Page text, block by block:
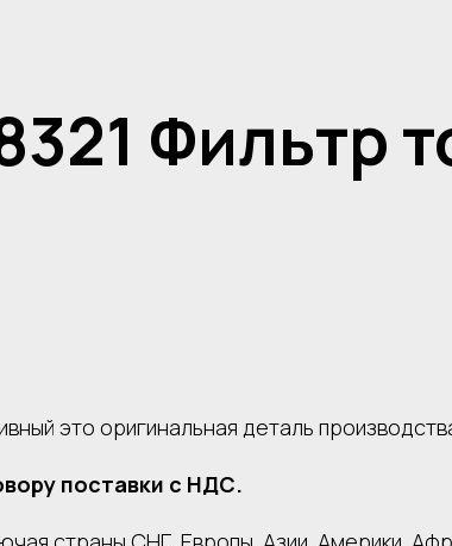
Фильтр
это оригинальная деталь
поставки с НДС.